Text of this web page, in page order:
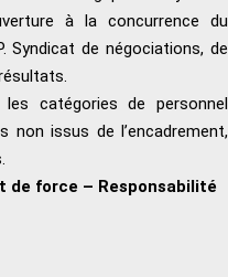
à la concurrence du
Syndicat de négociations, de
catégories de personnel
non issus de l’encadrement,
de force – Responsabilité